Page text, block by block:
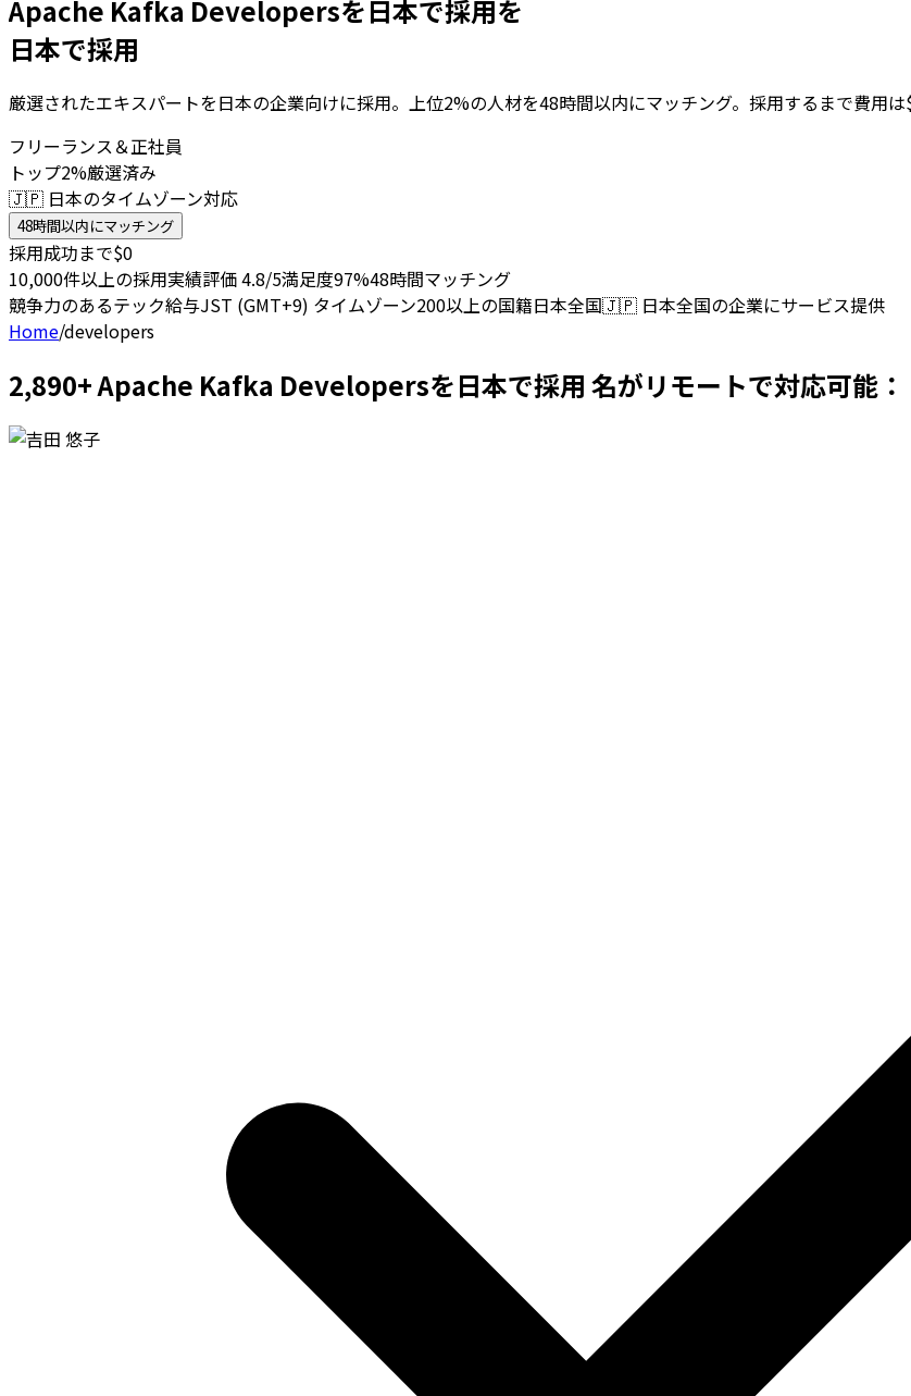
Apache Kafka Developersを日本で採用を
日本で採用
厳選されたエキスパートを日本の企業向けに採用。上位2%の人材を48時間以内にマッチング。採用するまで費用は
フリーランス＆正社員
トップ2%厳選済み
🇯🇵 日本のタイムゾーン対応
48時間以内にマッチング
採用成功まで$0
10,000件以上の採用実績評価 4.8/5満足度97%48時間マッチング
競争力のあるテック給与JST (GMT+9) タイムゾーン200以上の国籍日本全国🇯🇵 日本全国の企業にサービス提供
Home/developers
2,890+ Apache Kafka Developersを日本で採用 名がリモートで対応可能：